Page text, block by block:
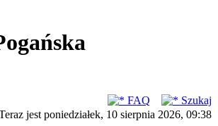
FAQ
Szukaj
jest poniedziałek, 10 sierpnia 2026, 09:38